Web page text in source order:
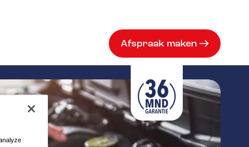
Afspraak maken